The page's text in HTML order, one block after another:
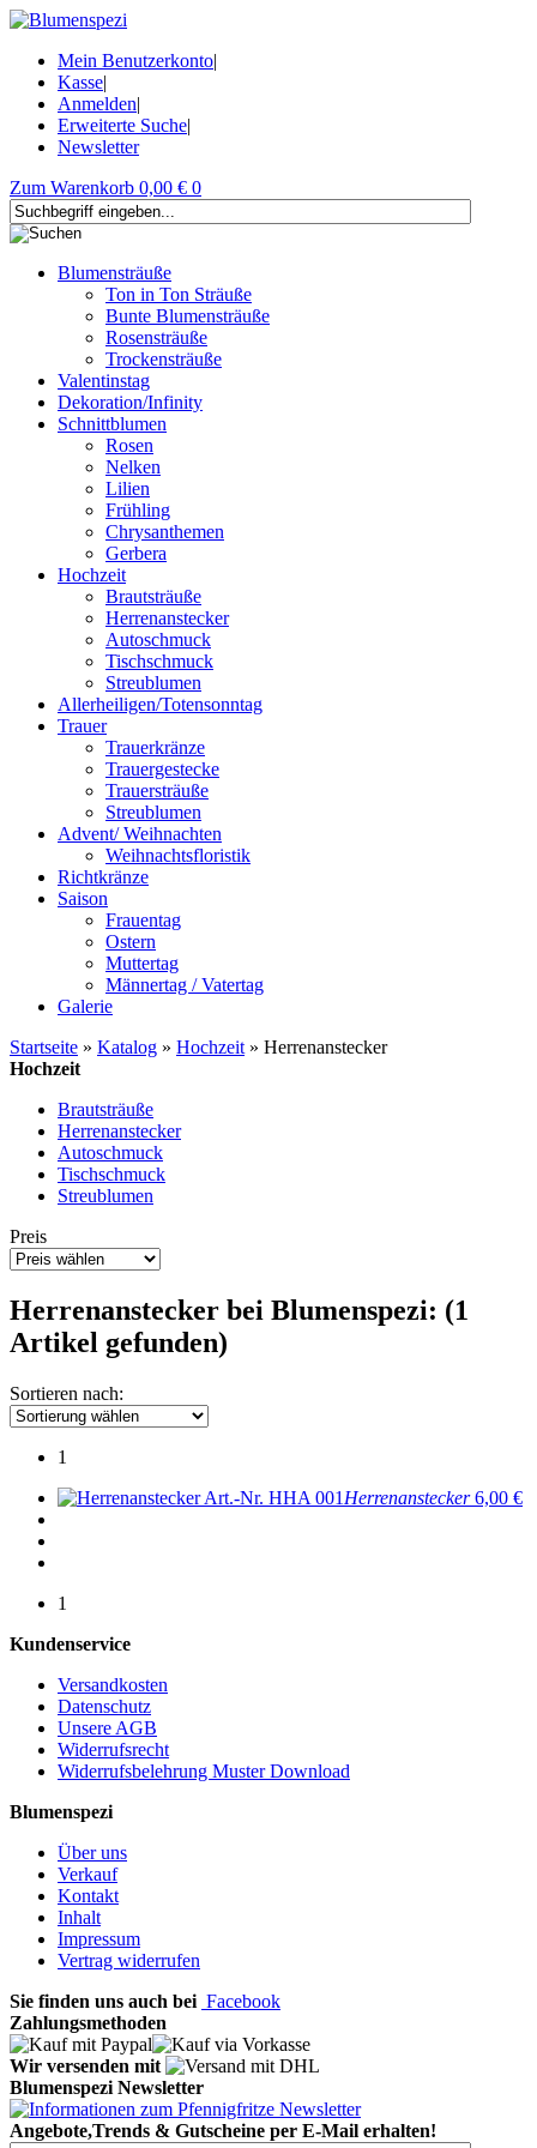
Mein Benutzerkonto|
Kasse|
Anmelden|
Erweiterte Suche|
Newsletter
Zum Warenkorb 0,00 € 0
Blumensträuße
Ton in Ton Sträuße
Bunte Blumensträuße
Rosensträuße
Trockensträuße
Valentinstag
Dekoration/Infinity
Schnittblumen
Rosen
Nelken
Lilien
Frühling
Chrysanthemen
Gerbera
Hochzeit
Brautsträuße
Herrenanstecker
Autoschmuck
Tischschmuck
Streublumen
Allerheiligen/Totensonntag
Trauer
Trauerkränze
Trauergestecke
Trauersträuße
Streublumen
Advent/ Weihnachten
Weihnachtsfloristik
Richtkränze
Saison
Frauentag
Ostern
Muttertag
Männertag / Vatertag
Galerie
Startseite » Katalog » Hochzeit » Herrenanstecker
Hochzeit
Brautsträuße
Herrenanstecker
Autoschmuck
Tischschmuck
Streublumen
Preis
Herrenanstecker bei Blumenspezi: (1
Artikel gefunden)
Sortieren nach:
1
Art.-Nr. HHA 001 Herrenanstecker 6,00 €
1
Kundenservice
Versandkosten
Datenschutz
Unsere AGB
Widerrufsrecht
Widerrufsbelehrung Muster Download
Blumenspezi
Über uns
Verkauf
Kontakt
Inhalt
Impressum
Vertrag widerrufen
Sie finden uns auch bei Facebook
Zahlungsmethoden
Wir versenden mit
Blumenspezi Newsletter
Angebote,Trends & Gutscheine per E-Mail erhalten!